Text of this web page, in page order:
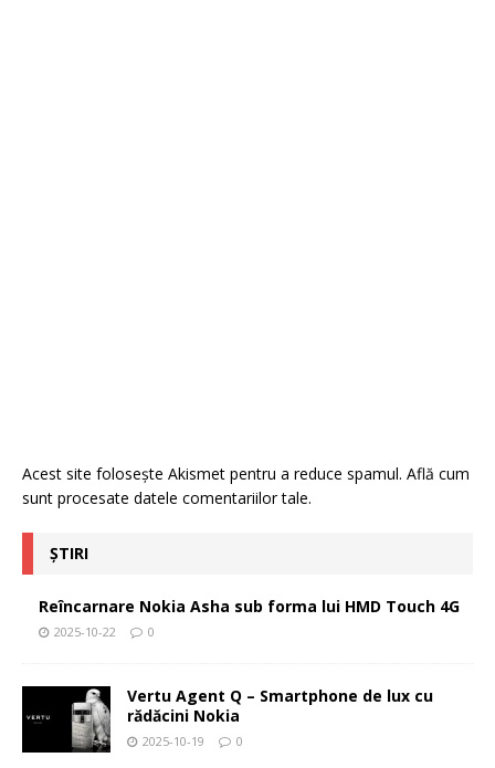
Acest site folosește Akismet pentru a reduce spamul. Află cum
sunt procesate datele comentariilor tale.
ȘTIRI
Reîncarnare Nokia Asha sub forma lui HMD Touch 4G
2025-10-22 0
Vertu Agent Q – Smartphone de lux cu
rădăcini Nokia
2025-10-19 0